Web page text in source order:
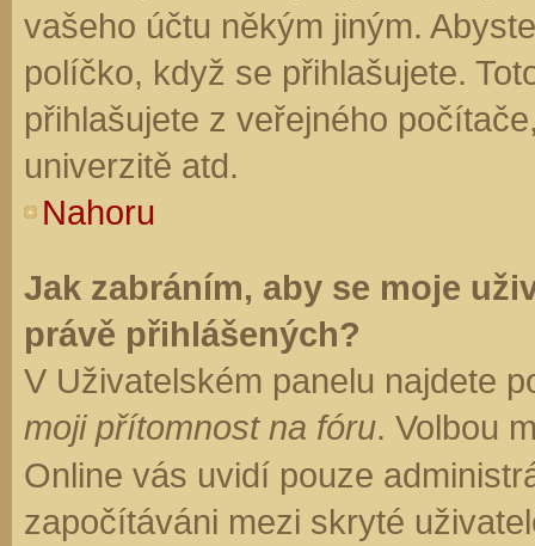
vašeho účtu někým jiným.
políčko, když se přihlašujete.
přihlašujete z veřejného
univerzitě atd.
Nahoru
Jak zabráním, aby se moje
právě přihlášených?
V Uživatelském panelu najdete
moji přítomnost na fóru. Volbou
Online vás uvidí pouze
započítáváni mezi skryté